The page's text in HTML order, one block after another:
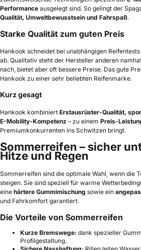
Performance ausgelegt sind. So gelingt der
Qualität, Umweltbewusstsein und Fahrspaß.
Starke Qualität zum guten Preis
Hankook schneidet bei unabhängigen
ab. Qualitativ steht der Hersteller anderen
nach, bietet aber oft bessere Preise. Das gute
Hankook zu einer sehr beliebten Reifenmarke.
Kurz gesagt
Hankook kombiniert Erstausrüster-Qualität,
E-Mobility-Kompetenz – zu einem Preis-
Premiumkonkurrenten ins Schwitzen bringt.
Sommerreifen – sicher
Hitze und Regen
Sommerreifen sind die optimale Wahl, wenn die
steigen. Sie sind speziell für warme
eine härtere Gummimischung sowie ein
und Fahrkomfort garantiert.
Die Vorteile von Sommerreifen
Kurze Bremswege: dank spezieller
Profilgestaltung.